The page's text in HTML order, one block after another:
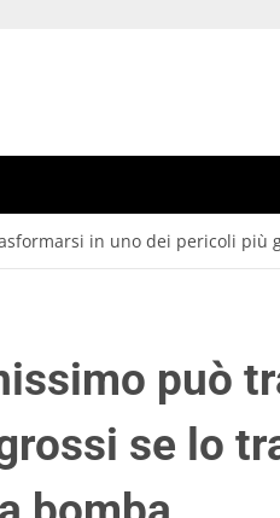
in uno dei pericoli
può
se lo